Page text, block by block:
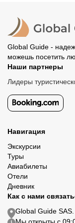
организатору
Global Guide -
можешь посетить
Наши партнеры
Лидеры
Навигация
Экскурсии
Туры
Авиабилеты
Отели
Дневник
Как с нами
Global Guide